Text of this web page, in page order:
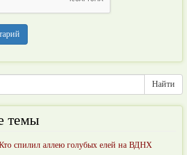
темы
спилил аллею голубых елей на ВДНХ